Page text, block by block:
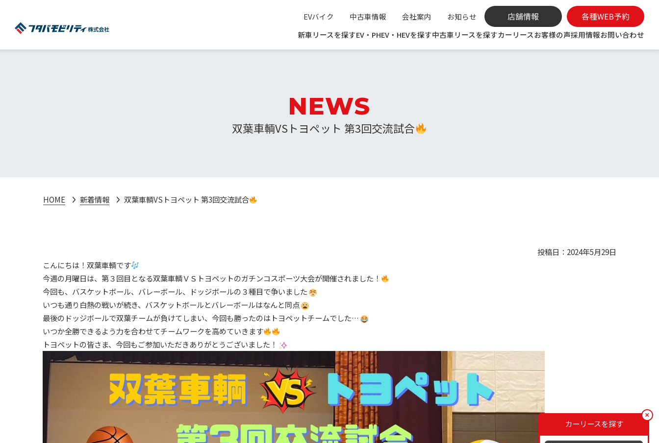
EVバイク 中古車情報 会社案内
お知らせ
新車リースを探すEV・PHEV・HEVを探す中古車リースを探すカーリースお客様の声採用情報お問い合わせ
NEWS
双葉車輌VSトヨペット 第3回交流試合
HOME 新着情報 双葉車輌VSトヨペット 第3回交流試合
投稿日：2024年5月29日
こんにちは！双葉車輌です
今週の月曜日は、第３回目となる双葉車輌ＶＳトヨペットのガチンコスポーツ大会が開催されました！
今回も、バスケットボール、バレーボール、ドッジボールの３種目で争いました
いつも通り白熱の戦いが続き、バスケットボールとバレーボールはなんと同点
最後のドッジボールで双葉チームが負けてしまい、今回も勝ったのはトヨペットチームでした…
いつか全勝できるよう力を合わせてチームワークを高めていきます
トヨペットの皆さま、今回もご参加いただきありがとうございました！
カーリースを探す